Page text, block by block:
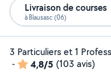
Livraison de courses
à Blausasc (06)
3 Particuliers et 1
-
4,8/5 (103 avis)